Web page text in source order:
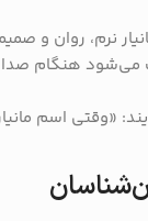
نرم، روان و
می‌شود هنگام
«وقتی اسم